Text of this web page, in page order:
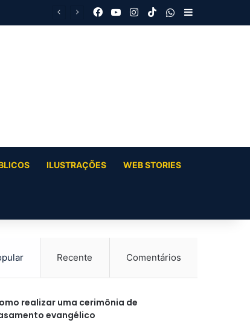
Facebook
YouTubeInstagram
TikTokWhatsApp
Barra Lateral
ILUSTRAÇÕES WEB STORIES
Recente Comentários
realizar uma cerimônia de
evangélico